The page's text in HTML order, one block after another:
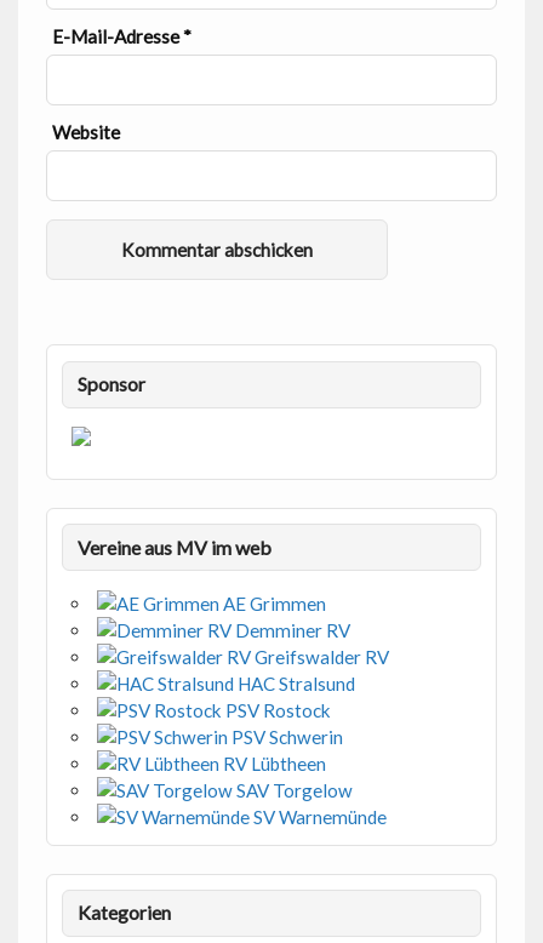
E-Mail-Adresse*
Website
Sponsor
Vereine aus MV im web
AE Grimmen
Demminer RV
Greifswalder RV
HAC Stralsund
PSV Rostock
PSV Schwerin
RV Lübtheen
SAV Torgelow
SV Warnemünde
Kategorien